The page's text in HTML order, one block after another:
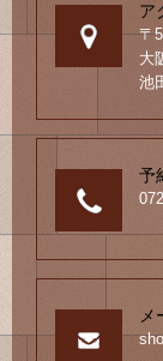
ア
〒
大
池
予